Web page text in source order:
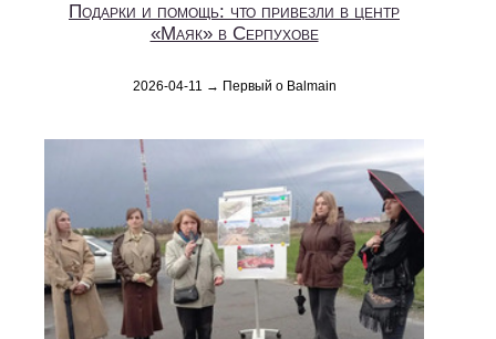
Подарки и помощь: что привезли в центр
«Маяк» в Серпухове
2026-04-11 → Первый о Balmain